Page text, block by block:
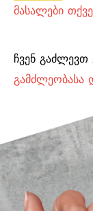
მასალები
ჩვენ გაძლევთ
გამძლეობასა